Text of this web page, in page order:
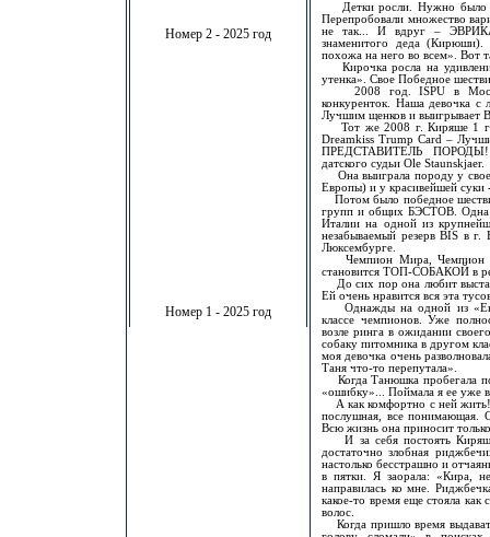
Номер 2 - 2025 год
Номер 1 - 2025 год
Детки росли. Нужно было
Перепробовали множество
не так... И вдруг –
знаменитого деда
похожа на него во всем». Вот
Кирочка росла на
утенка». Свое Победное
2008 год. ISPU в
конкуренток. Наша девочка с
Лучшим щенков и выигрывает
Тот же 2008 г. Киряше 1
Dreamkiss Trump Card –
ПРЕДСТАВИТЕЛЬ
датского судьи Ole Staunskjaer.
Она выиграла породу у
Европы) и у красивейшей
Потом было победное
групп и общих БЭСТОВ. Одна
Италии на одной из
незабываемый резерв BIS в г.
Люксембурге.
Чемпион Мира, Чемпион
становится ТОП-СОБАКОЙ в
До сих пор она любит
Ей очень нравится вся эта
Однажды на одной из
классе чемпионов. Уже
возле ринга в ожидании
собаку питомника в другом
моя девочка очень
Таня что-то перепутала».
Когда Танюшка пробегала
«ошибку»... Поймала я ее уже в
А как комфортно с ней жить!
послушная, все понимающая.
Всю жизнь она приносит
И за себя постоять
достаточно злобная
настолько бесстрашно и
в пятки. Я заорала: «Кира,
направилась ко мне.
какое-то время еще стояла
волос.
Когда пришло время